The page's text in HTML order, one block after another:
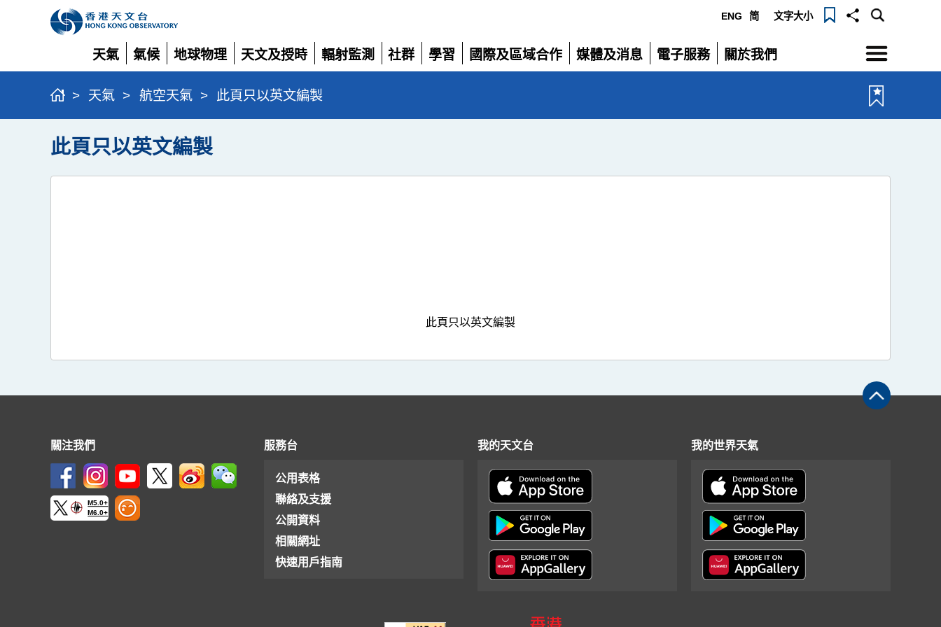
ENG 简 文字大小
天氣
展
開
氣候
展
開
地球物理
展
開
天文及授時
展
開
輻射監測
展
開
社群
展
學習
展
國際及區域合作
展
媒體及消息
展
電子服務
展
關於我們
展
選
單
> 天氣 > 航空天氣 > 此頁只以英文編製
此頁只以英文編製
此頁只以英文編製
關注我們
M5.0+
M6.0+
服務台
公用表格
聯絡及支援
公開資料
相關網址
快速用戶指南
我的天文台 我的世界天氣